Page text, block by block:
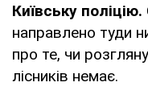
Київську поліцію.
направлено туди
про те, чи
лісників немає.